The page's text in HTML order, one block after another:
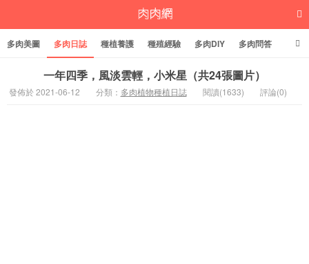
多肉美圖 多肉日誌 種植養護 種殖經驗 多肉DIY 多肉問答
多肉標籤
一年四季，風淡雲輕，小米星（共24張圖片）
發佈於 2021-06-12 分類： 多肉植物種植日誌 閱讀(1633) 評論(0)